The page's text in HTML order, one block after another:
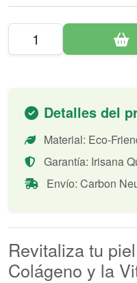
Detalles del
Material: Eco-
Garantía: Irisana
Envío: Carbon
Revitaliza tu
Colágeno y la